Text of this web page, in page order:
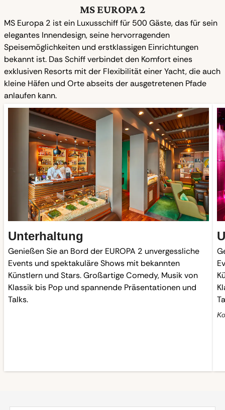
MS EUROPA 2
MS Europa 2 ist ein Luxusschiff für 500 Gäste, das für sein
elegantes Innendesign, seine hervorragenden
Speisemöglichkeiten und erstklassigen Einrichtungen
bekannt ist. Das Schiff verbindet den Komfort eines
exklusiven Resorts mit der Flexibilität einer Yacht, die auch
kleine Häfen und Orte abseits der ausgetretenen Pfade
anlaufen kann.
Unterhaltung
Genießen Sie an Bord der EUROPA 2 unvergessliche
Events und spektakuläre Shows mit bekannten
Künstlern und Stars. Großartige Comedy, Musik von
Klassik bis Pop und spannende Präsentationen und
Talks.